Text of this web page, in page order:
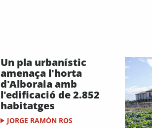
Un pla urbanístic
amenaça l'horta
d'Alboraia amb
l'edificació de 2.852
habitatges
JORGE RAMÓN ROS